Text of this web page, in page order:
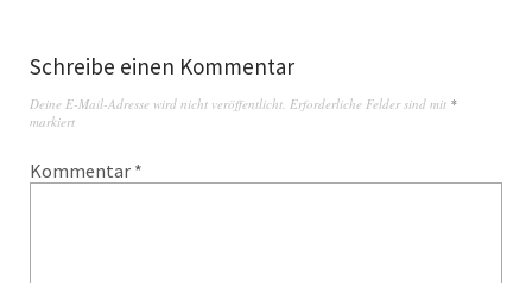
Schreibe einen Kommentar
Deine E-Mail-Adresse wird nicht veröffentlicht. Erforderliche Felder sind mit *
markiert
Kommentar *